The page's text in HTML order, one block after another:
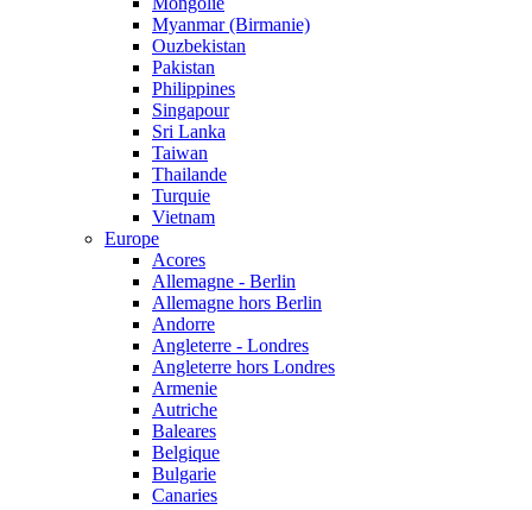
Myanmar (Birmanie)
Ouzbekistan
Pakistan
Philippines
Singapour
Sri Lanka
Taiwan
Thailande
Turquie
Vietnam
Europe
Acores
Allemagne - Berlin
Allemagne hors Berlin
Andorre
Angleterre - Londres
Angleterre hors Londres
Armenie
Autriche
Baleares
Belgique
Bulgarie
Canaries